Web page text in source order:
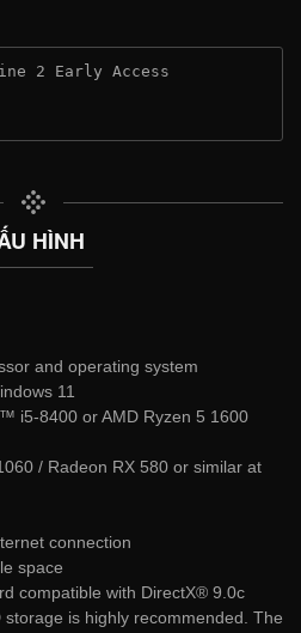
2 Early Access
HÌNH
and operating system
11
i5-8400 or AMD Ryzen 5 1600
/ Radeon RX 580 or similar at
connection
space
compatible with DirectX® 9.0с
storage is highly recommended. The